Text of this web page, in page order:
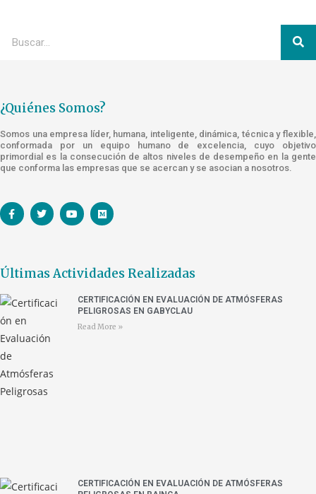
¿Quiénes Somos?
Somos una empresa líder, humana, inteligente, dinámica, técnica y flexible,
conformada por un equipo humano de excelencia, cuyo objetivo
primordial es la consecución de altos niveles de desempeño en la gente
que conforma las empresas que se acercan y se asocian a nosotros.
Últimas Actividades Realizadas
CERTIFICACIÓN EN EVALUACIÓN DE ATMÓSFERAS
PELIGROSAS EN GABYCLAU
Read More »
CERTIFICACIÓN EN EVALUACIÓN DE ATMÓSFERAS